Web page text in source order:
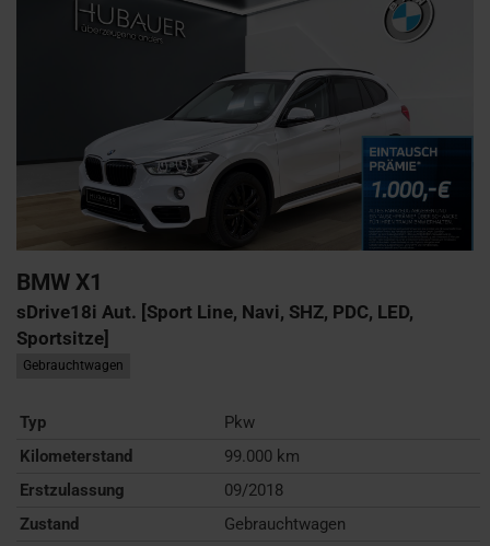
BMW X1
sDrive18i Aut. [Sport Line, Navi, SHZ, PDC, LED,
Sportsitze]
Gebrauchtwagen
Typ
Pkw
Kilometerstand
99.000 km
Erstzulassung
09/2018
Zustand
Gebrauchtwagen